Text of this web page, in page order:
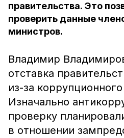
правительства. Это
проверить данные
министров.
Владимир
отставка
из-за
Изначально
проверку
в отношении